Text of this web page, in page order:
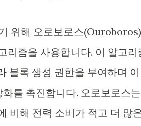
위해 오로보로스(Ouroboros)
리즘을 사용합니다. 이 알고리
블록 생성 권한을 부여하며 이
를 촉진합니다. 오로보로스는
비해 전력 소비가 적고 더 많